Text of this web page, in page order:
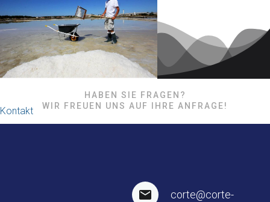
HABEN SIE FRAGEN?
WIR FREUEN UNS AUF IHRE ANFRAGE!
Kontakt
corte@corte-